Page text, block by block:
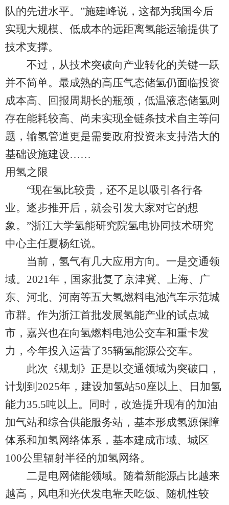
队的先进水平。”施建峰说，这都为我国今后
实现大规模、低成本的远距离氢能运输提供了
技术支撑。
不过，从技术突破向产业转化的关键一跃
并不简单。最成熟的高压气态储氢仍面临投资
成本高、回报周期长的瓶颈，低温液态储氢则
存在能耗较高、尚未实现全链条技术自主等问
题，输氢管道更是需要政府投资来支持浩大的
基础设施建设……
用氢之限
“现在氢比较贵，还不足以吸引各行各
业。逐步推开后，就会引发大家对它的想
象。”浙江大学氢能研究院氢电协同技术研究
中心主任夏杨红说。
当前，氢气有几大应用方向。一是交通领
域。2021年，国家批复了京津冀、上海、广
东、河北、河南等五大氢燃料电池汽车示范城
市群。作为浙江首批发展氢能产业的试点城
市，嘉兴也在向氢燃料电池公交车和重卡发
力，今年投入运营了35辆氢能源公交车。
此次《规划》正是以交通领域为突破口，
计划到2025年，建设加氢站50座以上、日加氢
能力35.5吨以上。同时，改造提升现有的加油
加气站和综合供能服务站，基本形成氢源保障
体系和加氢网络体系，基本建成市域、城区
100公里辐射半径的加氢网络。
二是电网储能领域。随着新能源占比越来
越高，风电和光伏发电靠天吃饭、随机性较